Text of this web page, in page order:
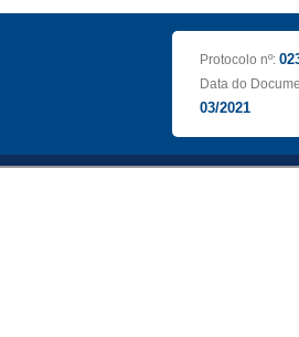
Protocolo nº:
Data do
03/2021